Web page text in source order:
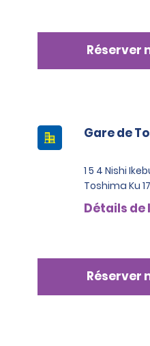
Réserver
Gare de
1 5 4 Nishi
Toshima Ku
Détails de
Réserver